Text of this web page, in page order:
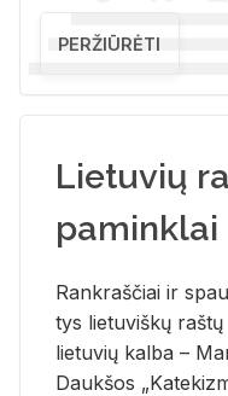
PERŽIŪRĖTI
Lietuvių
paminklai
Rank­raš­čiai ir
tys lie­tu­viš­kų
lie­tu­vių kal­ba –
Dauk­šos